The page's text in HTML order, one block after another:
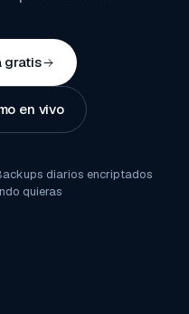
gratis
en vivo
diarios encriptados
quieras